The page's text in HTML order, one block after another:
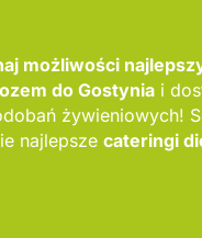
możliwości
do Gostyniai
żywieniowych!
najlepsze cateringi